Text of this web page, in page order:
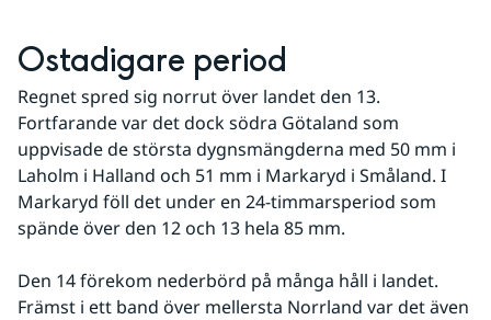
Ostadigare period
Regnet spred sig norrut över landet den 13.
Fortfarande var det dock södra Götaland som
uppvisade de största dygnsmängderna med 50 mm i
Laholm i Halland och 51 mm i Markaryd i Småland. I
Markaryd föll det under en 24-timmarsperiod som
spände över den 12 och 13 hela 85 mm.
Den 14 förekom nederbörd på många håll i landet.
Främst i ett band över mellersta Norrland var det även